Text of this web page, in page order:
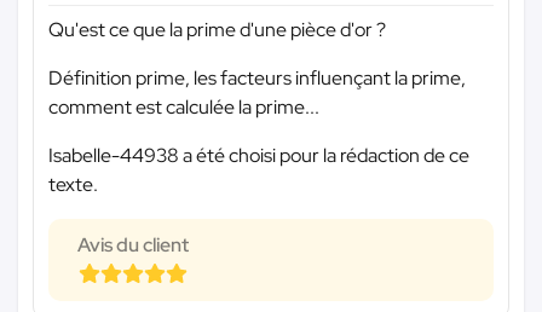
Qu'est ce que la prime d'une pièce d'or ?
Définition prime, les facteurs influençant la prime,
comment est calculée la prime...
Isabelle-44938 a été choisi pour la rédaction de ce
texte.
Avis du client